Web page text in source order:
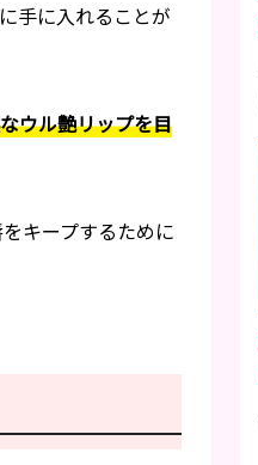
手に入れることが
ウル艶リップを目
キープするために